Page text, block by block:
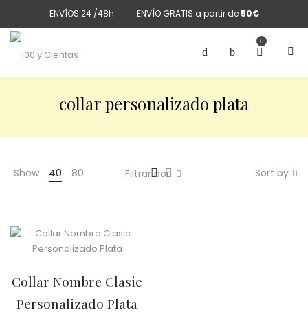
ENVÍOS 24 /48h ENVÍO GRATIS a partir de 50€
0
collar personalizado plata
Show 40 80 Sort by
Filtrar por
Collar Nombre Clasic
Personalizado Plata